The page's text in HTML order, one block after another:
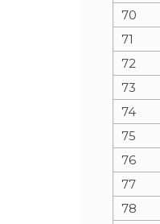
70
71
72
73
74
75
76
77
78